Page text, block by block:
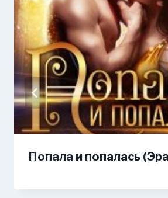
Попала и попалась